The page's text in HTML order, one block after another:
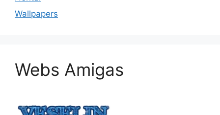
Wallpapers
Webs Amigas